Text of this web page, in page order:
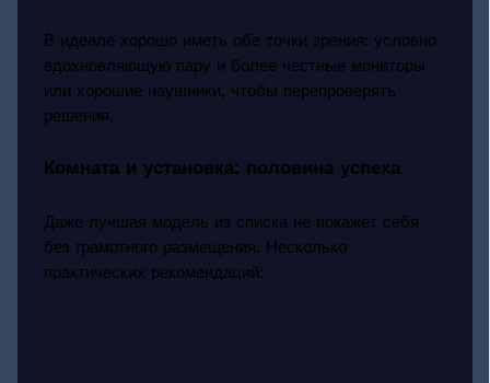
В идеале хорошо иметь обе точки зрения: условно
вдохновляющую пару и более честные мониторы
или хорошие наушники, чтобы перепроверять
решения.
Комната и установка: половина успеха
Даже лучшая модель из списка не покажет себя
без грамотного размещения. Несколько
практических рекомендаций: